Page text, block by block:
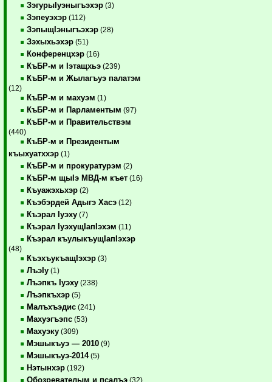
ЗэгурыIуэныгъэхэр (3)
Зэпеуэхэр (112)
ЗэпыщIэныгъэхэр (28)
Зэхыхьэхэр (51)
Конференцхэр (16)
КъБР-м и Iэтащхьэ (239)
КъБР-м и Жылагъуэ палатэм
(12)
КъБР-м и махуэм (1)
КъБР-м и Парламентым (97)
КъБР-м и Правительствэм
(440)
КъБР-м и Президентым
къыхуатххэр (1)
КъБР-м и прокуратурэм (2)
КъБР-м щыIэ МВД-м къет (16)
Къуажэхьхэр (2)
Къэбэрдей Адыгэ Хасэ (12)
Къэрал Iуэху (7)
Къэрал IуэхущIапIэхэм (11)
Къэрал къулыкъущIапIэхэр
(48)
КъэхъукъащIэхэр (3)
ЛъэIу (1)
Лъэпкъ Iуэху (238)
Лъэпкъхэр (5)
Малъхъэдис (241)
Махуэгъэпс (53)
Махуэку (309)
Мэшыкъуэ — 2010 (9)
Мэшыкъуэ-2014(5)
Нэтынхэр (192)
Обозревателым и псалъэ (32)